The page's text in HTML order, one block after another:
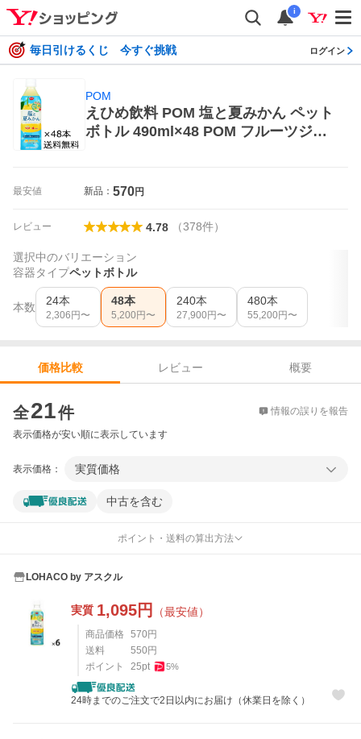
i
毎日引けるくじ 今すぐ挑戦 ログイン
POM
えひめ飲料 POM 塩と夏みかん ペット
ボトル 490ml×48 POM フルーツジュ
最安値 新品： 570円
レビュー 4.78 （378件）
選択中のバリエーション
容器タイプペットボトル
本数 24本
2,306 円〜
48本
5,200 円〜
240本
27,900 円〜
480本
55,200 円〜
価格比較 レビュー
概要
全21件 情報の誤りを報告
表示価格が安い順に表示しています
表示価格： 実質価格
中古を含む
ポイント・送料の算出方法
LOHACO by アスクル
実質 1,095円 （最安値）
商品価格 570 円
送料
550 円
ポイント
25pt 5%
24時までのご注文で2日以内にお届け（休業日を除く）